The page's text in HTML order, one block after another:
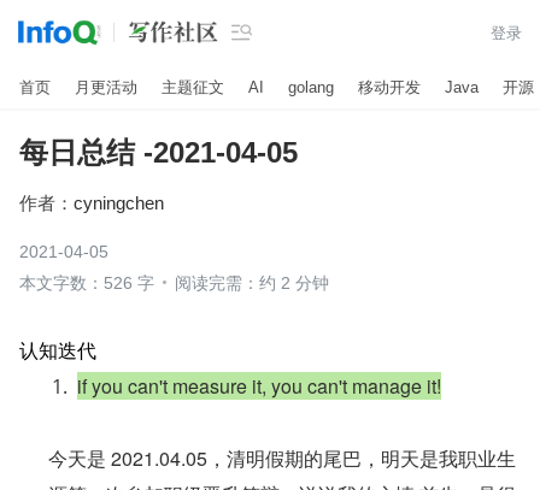
 登录
首页 月更活动 主题征文 AI golang 移动开发 Java 开源
每日总结 -2021-04-05
作者： cyningchen
2021-04-05
本文字数：526 字
阅读完需：约 2 分钟
认知迭代
if you can't measure it, you can't manage it!
今天是 2021.04.05，清明假期的尾巴，明天是我职业生